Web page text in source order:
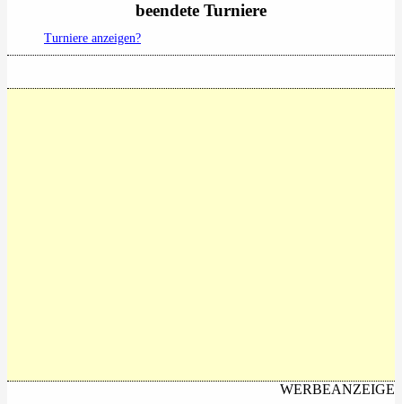
beendete Turniere
Turniere anzeigen?
WERBEANZEIGE